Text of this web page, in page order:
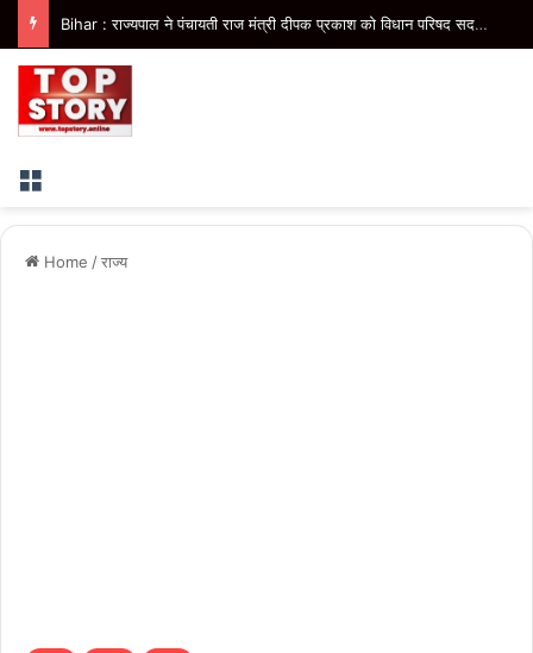
Bihar : राज्यपाल ने पंचायती राज मंत्री दीपक प्रकाश को विधान परिषद सदस्य मनोनीत किया, मंत्री पद की संवैधानिक उलझन समाप्त
Menu
Home /राज्य